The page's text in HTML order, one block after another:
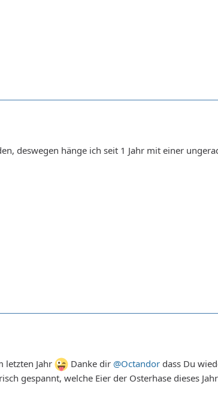
deswegen hänge ich seit 1 Jahr mit einer
letzten Jahr Danke dir @Octandor dass Du
gespannt, welche Eier der Osterhase dieses